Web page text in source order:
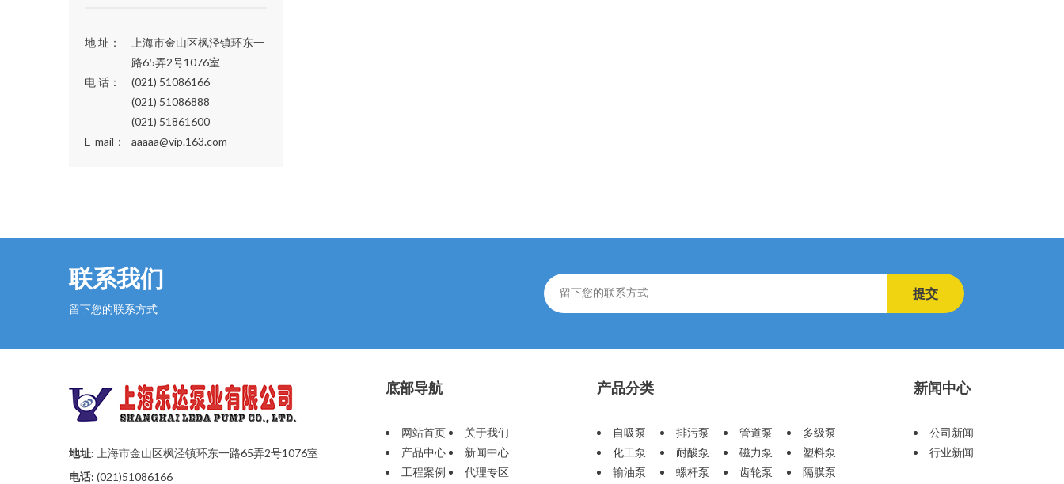
地 址：
上海市金山区枫泾镇环东一
路65弄2号1076室
电 话：
(021) 51086166
(021) 51086888
(021) 51861600
E-mail：
aaaaa@vip.163.com
联系我们
留下您的联系方式
提交
地址: 上海市金山区枫泾镇环东一路65弄2号1076室
电话: (021)51086166
底部导航
网站首页
关于我们
产品中心
新闻中心
工程案例
代理专区
产品分类
自吸泵 排污泵 管道泵
多级泵
化工泵
耐酸泵 磁力泵
塑料泵
输油泵
螺杆泵 齿轮泵 隔膜泵
新闻中心
公司新闻
行业新闻